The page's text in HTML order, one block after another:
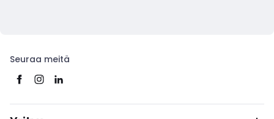
Seuraa meitä